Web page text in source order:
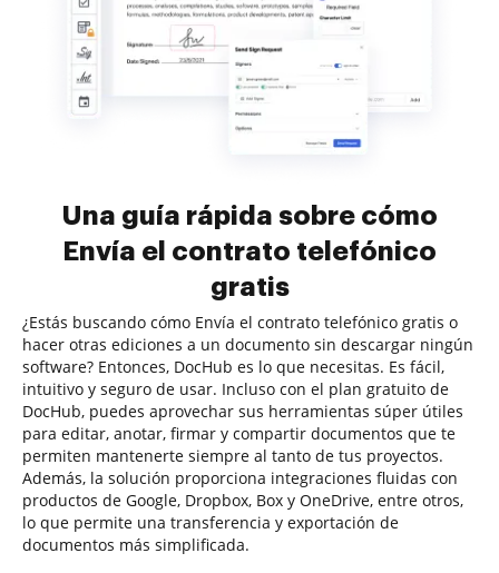
Una guía rápida sobre cómo
Envía el contrato telefónico
gratis
¿Estás buscando cómo Envía el contrato telefónico gratis o
hacer otras ediciones a un documento sin descargar ningún
software? Entonces, DocHub es lo que necesitas. Es fácil,
intuitivo y seguro de usar. Incluso con el plan gratuito de
DocHub, puedes aprovechar sus herramientas súper útiles
para editar, anotar, firmar y compartir documentos que te
permiten mantenerte siempre al tanto de tus proyectos.
Además, la solución proporciona integraciones fluidas con
productos de Google, Dropbox, Box y OneDrive, entre otros,
lo que permite una transferencia y exportación de
documentos más simplificada.